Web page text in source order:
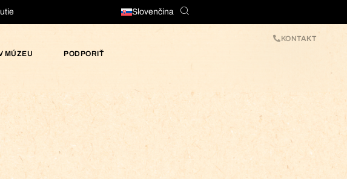
Slovenčina
MÚZEU PODPORIŤ
KONTAKT